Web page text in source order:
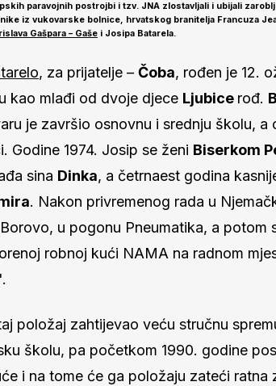
paravojnih postrojbi i tzv. JNA zlostavljali i ubijali
iz vukovarske bolnice, hrvatskog branitelja Francuza
Gašpara – Gaše i Josipa Batarela.
, za prijatelje – Čoba, rođen je 12.
kao mlađi od dvoje djece Ljubice rođ.
je završio osnovnu i srednju školu, a
Godine 1974. Josip se ženi Biserkom
sina Dinka, a četrnaest godina
. Nakon privremenog rada u
u pogonu Pneumatika, a potom
robnoj kući NAMA na radnom
položaj zahtijevao veću stručnu
školu, pa početkom 1990. godine
i na tome će ga položaju zateći ratna